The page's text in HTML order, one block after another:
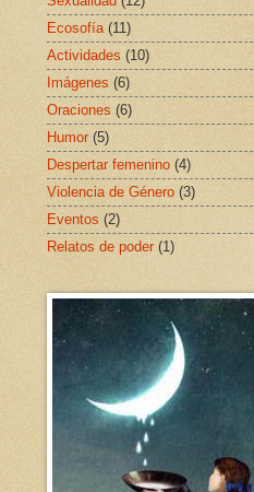
Ecosofía (11)
Actividades (10)
Imágenes (6)
Oraciones (6)
Humor (5)
Despertar femenino (4)
Violencia de Género (3)
Eventos (2)
Relatos de poder (1)